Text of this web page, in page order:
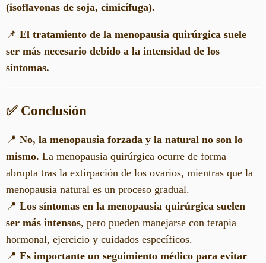
(isoflavonas de soja, cimicífuga).
📌 El tratamiento de la menopausia quirúrgica suele
ser más necesario debido a la intensidad de los
síntomas.
✅ Conclusión
📍 No, la menopausia forzada y la natural no son lo
mismo. La menopausia quirúrgica ocurre de forma
abrupta tras la extirpación de los ovarios, mientras que la
menopausia natural es un proceso gradual.
📍 Los síntomas en la menopausia quirúrgica suelen
ser más intensos, pero pueden manejarse con terapia
hormonal, ejercicio y cuidados específicos.
📍 Es importante un seguimiento médico para evitar